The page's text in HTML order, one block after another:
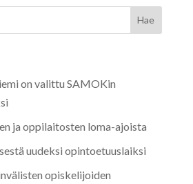
on valittu SAMOKin
ja oppilaitosten loma-ajoista
uudeksi opintoetuuslaiksi
opiskelijoiden